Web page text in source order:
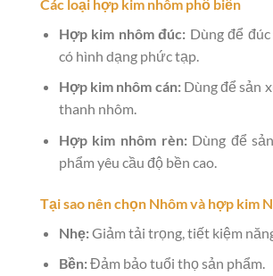
Các loại hợp kim nhôm phổ biến
Hợp kim nhôm đúc: Dùng để
có hình dạng phức tạp.
Hợp kim nhôm cán:Dùng để sản
thanh nhôm.
Hợp kim nhôm rèn:Dùng để
phẩm yêu cầu độ bền cao.
Tại sao nên chọn Nhôm và hợp kim
Nhẹ:Giảm tải trọng, tiết kiệm
Bền:Đảm bảo tuổi thọ sản phẩm.